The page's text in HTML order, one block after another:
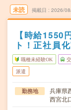
未読 掲載日 2026/
【時給1550
ト！正社員
職種未経験OK
派遣
勤務地
兵庫県
西宮北